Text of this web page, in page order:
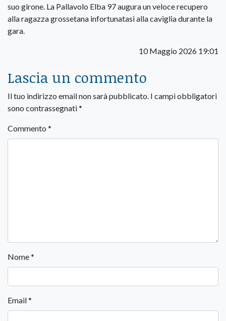
suo girone. La Pallavolo Elba 97 augura un veloce recupero
alla ragazza grossetana infortunatasi alla caviglia durante la
gara.
10 Maggio 2026 19:01
Lascia un commento
Il tuo indirizzo email non sarà pubblicato. I campi obbligatori
sono contrassegnati*
Commento *
Nome*
Email*